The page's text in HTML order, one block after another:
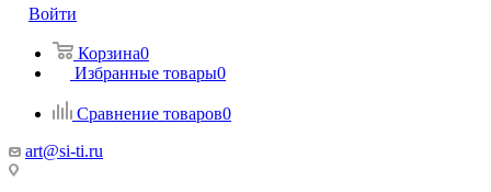
Войти
Корзина0
Избранные товары0
Сравнение товаров0
art@si-ti.ru